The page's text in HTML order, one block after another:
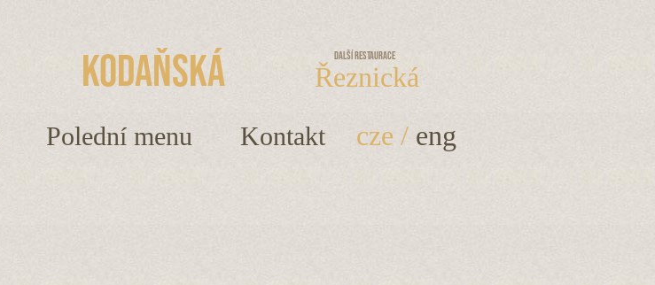
Kodaňská Další restaurace
Řeznická
Polední menu Kontakt cze / eng